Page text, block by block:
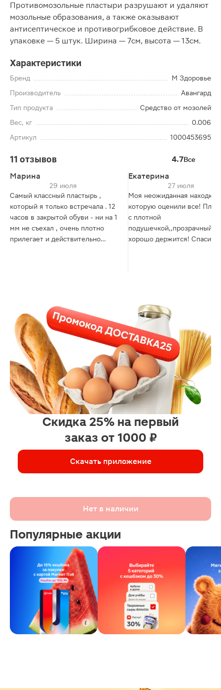
Противомозольные пластыри разрушают и удаляют
мозольные образования, а также оказывают
антисептическое и противогрибковое действие. В
упаковке — 5 штук. Ширина — 7см, высота — 13см.
Характеристики
Бренд
М Здоровье
Производитель
Авангард
Тип продукта
Средство от мозолей
Вес, кг
0.006
Артикул
1000453695
11 отзывов 4.7Все
Марина
29 июля
Самый классный пластырь ,
который я только встречала . 12
часов в закрытой обуви - ни на 1
мм не съехал , очень плотно
прилегает и действительно
Екатерина
27 июля
Моя неожиданная находка ,
которую оценили все!
с плотной
подушечкой,,прозрачный ,
хорошо держится! Спасибо
Скидка 25% на первый
заказ от 1000 ₽
Скачать приложение
Нет в наличии
Популярные акции